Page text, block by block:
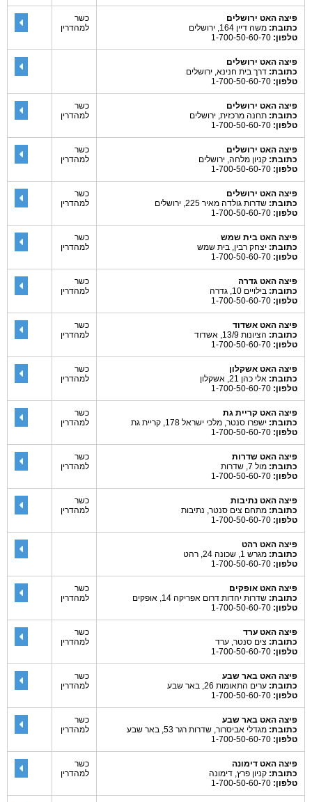
פיצה האט ירושלים
כתובת: משה דיין 164, ירושלים
טלפון:
כשר
למהדרין
פיצה האט ירושלים
כתובת: דרך בית חנינא, ירושלים
טלפון:
פיצה האט ירושלים
כתובת: תחנה מרכזית, ירושלים
טלפון:
כשר
למהדרין
פיצה האט ירושלים
כתובת: קניון מלחה, ירושלים
טלפון:
כשר
למהדרין
פיצה האט ירושלים
כתובת: שדרות גולדה מאיר 225, ירושלים
טלפון:
כשר
למהדרין
פיצה האט בית שמש
כתובת: יצחק רבין, בית שמש
טלפון:
כשר
למהדרין
פיצה האט גדרה
כתובת: בילויים 10, גדרה
טלפון:
כשר
למהדרין
פיצה האט אשדוד
כתובת: הציונות 13/9, אשדוד
טלפון:
כשר
למהדרין
פיצה האט אשקלון
כתובת: אלי כהן 21, אשקלון
טלפון:
כשר
למהדרין
פיצה האט קריית גת
כתובת: ישפרו סנטר, מלכי ישראל 178, קריית גת
טלפון:
כשר
למהדרין
פיצה האט שדרות
כתובת: מול 7, שדרות
טלפון:
כשר
למהדרין
פיצה האט נתיבות
כתובת: מתחם צים סנטר, נתיבות
טלפון:
כשר
למהדרין
פיצה האט רהט
כתובת: מגרש 1, שכונה 24, רהט
טלפון:
פיצה האט אופקים
כתובת: שדרות יהדות דרום אפריקה 14, אופקים
טלפון:
כשר
למהדרין
פיצה האט ערד
כתובת: צים סנטר, ערד
טלפון:
כשר
למהדרין
פיצה האט באר שבע
כתובת: ערים התאומות 26, באר שבע
טלפון:
כשר
למהדרין
פיצה האט באר שבע
כתובת: מגדלי אביסרור, שדרות רגר 53, באר שבע
טלפון:
כשר
למהדרין
פיצה האט דימונה
כתובת: קניון פרץ, דימונה
טלפון:
כשר
למהדרין